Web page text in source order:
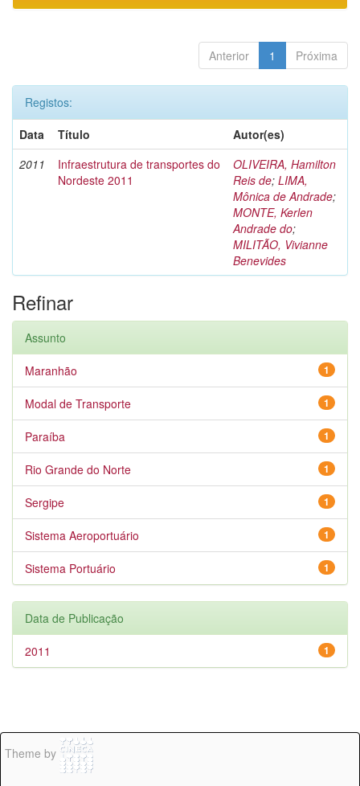
Anterior 1 Próxima
Registos:
Data
Título
Autor(es)
2011
Infraestrutura de transportes do
Nordeste 2011
OLIVEIRA, Hamilton
Reis de; LIMA,
Mônica de Andrade;
MONTE, Kerlen
Andrade do;
MILITÃO, Vivianne
Benevides
Refinar
Assunto
1
Maranhão
1
Modal de Transporte
1
Paraíba
1
Rio Grande do Norte
1
Sergipe
1
Sistema Aeroportuário
1
Sistema Portuário
Data de Publicação
1
2011
Theme by